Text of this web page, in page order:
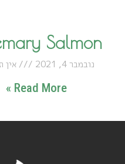
Salmon
נובמבר 4, 2021 אין
Read More »